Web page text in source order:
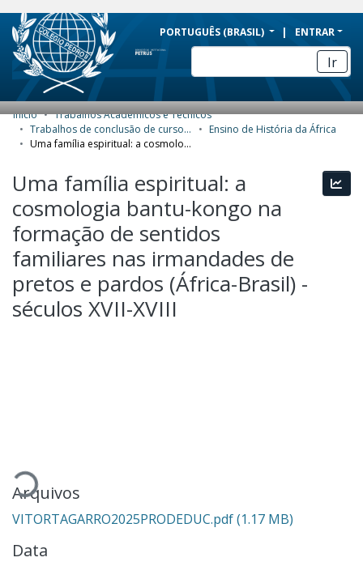
BRAZIL
Simplifique!
Comunica BR
Participe
Acesso à informação
Canais
PORTUGUÊS (BRASIL) ENTRAR
Ir
COMUNIDADES E COLEÇÕES
ESTATÍSTICAS
SOBRE
Início
Trabalhos Acadêmicos e Técnicos
Trabalhos de conclusão de curso de Especialização
Ensino de História da África
Uma família espiritual: a cosmologia bantu-kongo na formação de sentidos familiares nas irmandades de pretos e pardos (África-Brasil) - séculos XVII-XVIII
Uma família espiritual: a
cosmologia bantu-kongo na
formação de sentidos
familiares nas irmandades de
pretos e pardos (África-Brasil) -
séculos XVII-XVIII
Carregando...
Arquivos
VITORTAGARRO2025PRODEDUC.pdf(1.17 MB)
Data